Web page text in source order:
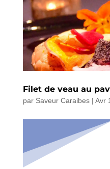
Filet de veau au
par Saveur Caraibes| Avr